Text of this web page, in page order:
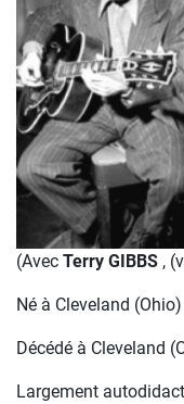
(Avec Terry GIBBS ,
Né à Cleveland
Décédé à Cleveland
Largement